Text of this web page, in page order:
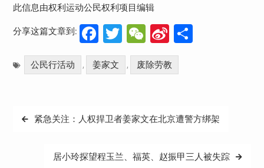
此信息由权利运动公民权利项目编辑
分享这篇文章到: Facebook
Twitter
WeChat
Sina
Weibo
分
公民行活动 , 姜家文 , 废除劳教
文
紧急关注：人权捍卫者姜家文在北京遭警方绑架
居小玲探望程玉兰、福英、赵振甲三人被失踪